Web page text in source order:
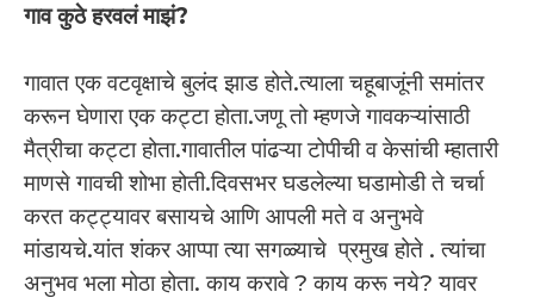
गाव कुठे हरवलं माझं?
गावात एक वटवृक्षाचे बुलंद झाड होते.त्याला चहूबाजूंनी समांतर
करून घेणारा एक कट्टा होता.जणू तो म्हणजे गावकऱ्यांसाठी
मैत्रीचा कट्टा होता.गावातील पांढऱ्या टोपीची व केसांची म्हातारी
माणसे गावची शोभा होती.दिवसभर घडलेल्या घडामोडी ते चर्चा
करत कट्ट्यावर बसायचे आणि आपली मते व अनुभवे
मांडायचे.यांत शंकर आप्पा त्या सगळ्याचे प्रमुख होते . त्यांचा
अनुभव भला मोठा होता. काय करावे ? काय करू नये? यावर